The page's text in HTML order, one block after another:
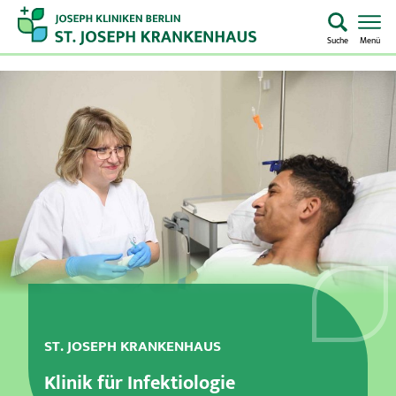
Suche Menü
Notaufnahme
Kliniken & Zentren
Aufenthalt & Besuch
ST. JOSEPH KRANKENHAUS
Klinik für Infektiologie